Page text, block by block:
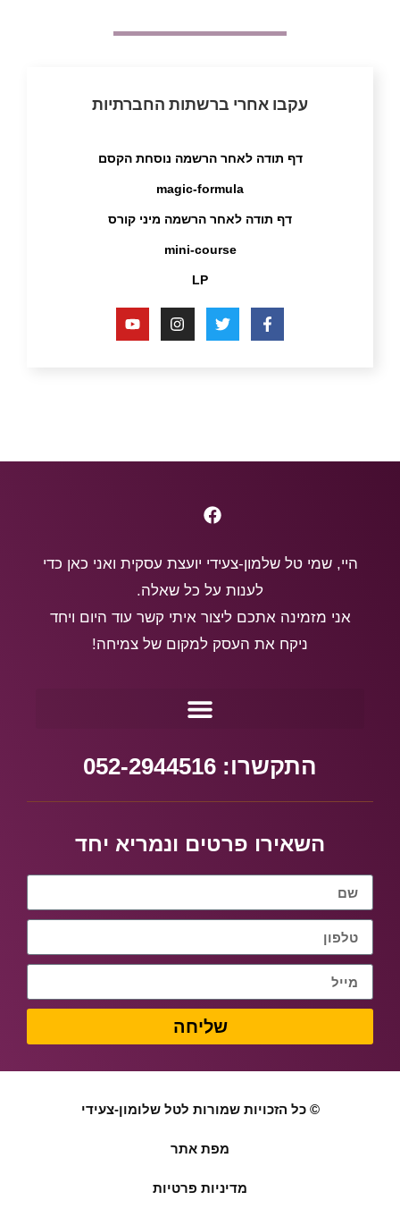
עקבו אחרי ברשתות החברתיות
דף תודה לאחר הרשמה נוסחת הקסם
magic-formula
דף תודה לאחר הרשמה מיני קורס
mini-course
LP
היי, שמי טל שלמון-צעידי יועצת עסקית ואני כאן כדי
לענות על כל שאלה.
אני מזמינה אתכם ליצור איתי קשר עוד היום ויחד
ניקח את העסק למקום של צמיחה!
התקשרו: 052-2944516
השאירו פרטים ונמריא יחד
שליחה
© כל הזכויות שמורות לטל שלומון-צעידי
מפת אתר
מדיניות פרטיות